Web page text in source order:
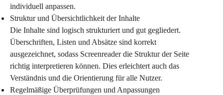
individuell anpassen.
Struktur und Übersichtlichkeit der Inhalte
Die Inhalte sind logisch strukturiert und gut gegliedert.
Überschriften, Listen und Absätze sind korrekt
ausgezeichnet, sodass Screenreader die Struktur der Seite
richtig interpretieren können. Dies erleichtert auch das
Verständnis und die Orientierung für alle Nutzer.
Regelmäßige Überprüfungen und Anpassungen